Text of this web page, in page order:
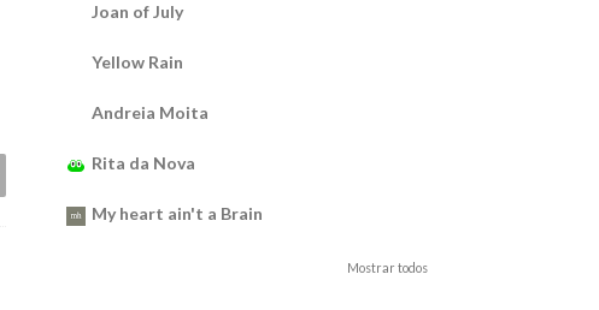
Joan of July
Yellow Rain
Andreia Moita
Rita da Nova
My heart ain't a Brain
Mostrar todos